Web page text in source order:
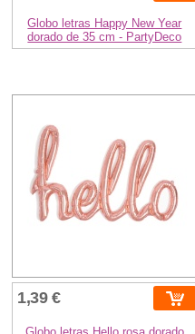
Globo letras Happy New Year
dorado de 35 cm - PartyDeco
1,39 €